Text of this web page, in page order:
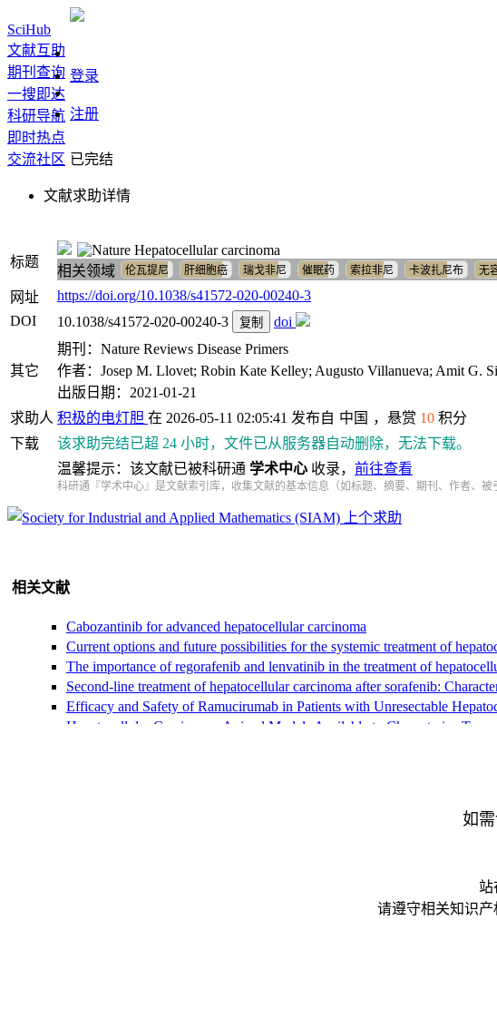
SciHub
文献互助
期刊查询
一搜即达
科研导航
即时热点
交流社区
登录
注册
已完结
文献求助详情
标题
Hepatocellular carcinoma
相关领域
伦瓦提尼 肝细胞癌 瑞戈非尼 催眠药 索拉非尼 卡波扎尼布 无
网址
https://doi.org/10.1038/s41572-020-00240-3
DOI
10.1038/s41572-020-00240-3 复制 doi
其它
期刊：Nature Reviews Disease Primers
作者：Josep M. Llovet; Robin Kate Kelley; Augusto Villanueva; Amit G.
出版日期：2021-01-21
求助人 积极的电灯胆 在 2026-05-11 02:05:41 发布自 中国 ，悬赏 10 积分
下载
该求助完结已超 24 小时，文件已从服务器自动删除，无法下载。
温馨提示：该文献已被科研通 学术中心 收录， 前往查看
科研通『学术中心』是文献索引库，收集文献的基本信息（如标题、摘要、期刊、作者、
上个求助
相关文献
Cabozantinib for advanced hepatocellular carcinoma
Current options and future possibilities for the systemic treatment of
The importance of regorafenib and lenvatinib in the treatment of
Second‐line treatment of hepatocellular carcinoma after sorafenib:
Efficacy and Safety of Ramucirumab in Patients with Unresectable
Hepatocellular Carcinoma: Animal Models Available to Characterize
Safety and efficacy of sorafenib followed by regorafenib or lenvatinib in
Rationale Efficacy and Safety Evidence of Lenvatinib and
如
站
请遵守相关知识